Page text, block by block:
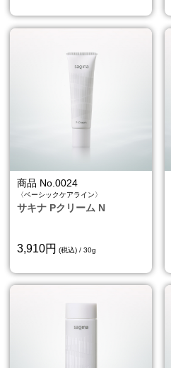
商品 No.0024
〈ベーシックケアライン〉
サキナ Pクリーム N
3,910円 (税込) / 30g